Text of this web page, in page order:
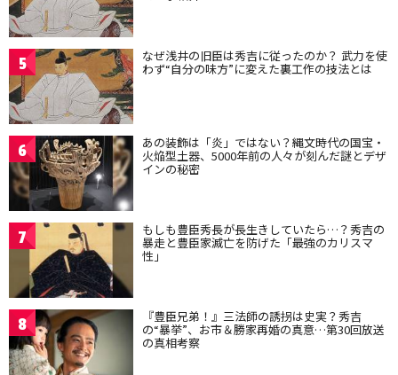
5 なぜ浅井の旧臣は秀吉に従ったのか？ 武力を使
わず“自分の味方”に変えた裏工作の技法とは
6 あの装飾は「炎」ではない？縄文時代の国宝・
火焔型土器、5000年前の人々が刻んだ謎とデザ
インの秘密
7 もしも豊臣秀長が長生きしていたら…？秀吉の
暴走と豊臣家滅亡を防げた「最強のカリスマ
性」
8 『豊臣兄弟！』三法師の誘拐は史実？秀吉
の“暴挙”、お市＆勝家再婚の真意…第30回放送
の真相考察